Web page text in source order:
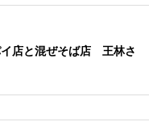
店と混ぜそば店 王林さ